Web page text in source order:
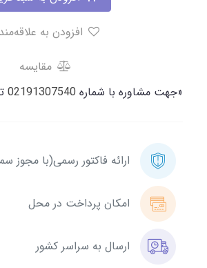
مقایسه
«جهت مشاوره با شماره 02191307540
ارائه فاکتور رسمی(با مجوز
امکان پرداخت در محل
ارسال به سراسر کشور